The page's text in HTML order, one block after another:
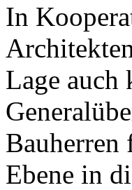
In
Lage auch
Bauherren
Ebene in